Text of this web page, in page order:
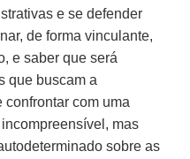
e se defender
de forma vinculante,
e saber que será
que buscam a
com uma
mas
sobre as